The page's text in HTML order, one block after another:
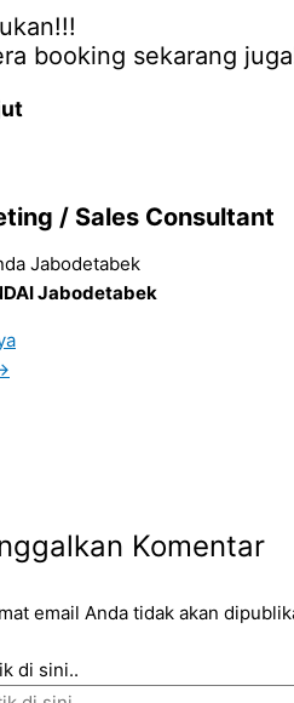
booking sekarang
/ Sales Consultant
Jabodetabek
Komentar
email Anda tidak akan
di sini..